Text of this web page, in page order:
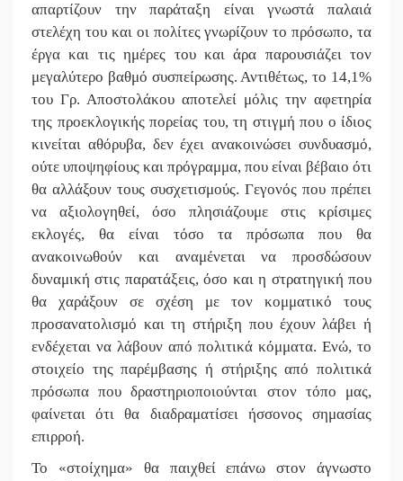
απαρτίζουν την παράταξη είναι γνωστά παλαιά
στελέχη του και οι πολίτες γνωρίζουν το πρόσωπο, τα
έργα και τις ημέρες του και άρα παρουσιάζει τον
μεγαλύτερο βαθμό συσπείρωσης. Αντιθέτως, το 14,1%
του Γρ. Αποστολάκου αποτελεί μόλις την αφετηρία
της προεκλογικής πορείας του, τη στιγμή που ο ίδιος
κινείται αθόρυβα, δεν έχει ανακοινώσει συνδυασμό,
ούτε υποψηφίους και πρόγραμμα, που είναι βέβαιο ότι
θα αλλάξουν τους συσχετισμούς. Γεγονός που πρέπει
να αξιολογηθεί, όσο πλησιάζουμε στις κρίσιμες
εκλογές, θα είναι τόσο τα πρόσωπα που θα
ανακοινωθούν και αναμένεται να προσδώσουν
δυναμική στις παρατάξεις, όσο και η στρατηγική που
θα χαράξουν σε σχέση με τον κομματικό τους
προσανατολισμό και τη στήριξη που έχουν λάβει ή
ενδέχεται να λάβουν από πολιτικά κόμματα. Ενώ, το
στοιχείο της παρέμβασης ή στήριξης από πολιτικά
πρόσωπα που δραστηριοποιούνται στον τόπο μας,
φαίνεται ότι θα διαδραματίσει ήσσονος σημασίας
επιρροή.
Το «στοίχημα» θα παιχθεί επάνω στον άγνωστο